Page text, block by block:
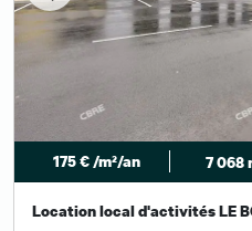
175 € /m²/an 7 068
Location local d'activités LE